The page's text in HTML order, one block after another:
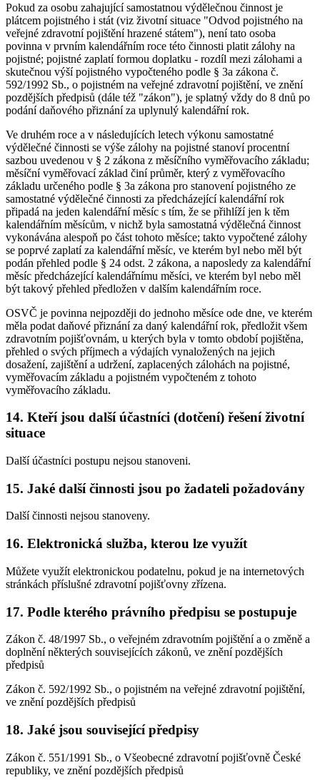
Pokud za osobu zahajující samostatnou výdělečnou činnost je
plátcem pojistného i stát (viz životní situace "Odvod pojistného na
veřejné zdravotní pojištění hrazené státem"), není tato osoba
povinna v prvním kalendářním roce této činnosti platit zálohy na
pojistné; pojistné zaplatí formou doplatku - rozdíl mezi zálohami a
skutečnou výší pojistného vypočteného podle § 3a zákona č.
592/1992 Sb., o pojistném na veřejné zdravotní pojištění, ve znění
pozdějších předpisů (dále též "zákon"), je splatný vždy do 8 dnů po
podání daňového přiznání za uplynulý kalendářní rok.
Ve druhém roce a v následujících letech výkonu samostatné
výdělečné činnosti se výše zálohy na pojistné stanoví procentní
sazbou uvedenou v § 2 zákona z měsíčního vyměřovacího základu;
měsíční vyměřovací základ činí průměr, který z vyměřovacího
základu určeného podle § 3a zákona pro stanovení pojistného ze
samostatné výdělečné činnosti za předcházející kalendářní rok
připadá na jeden kalendářní měsíc s tím, že se přihlíží jen k těm
kalendářním měsícům, v nichž byla samostatná výdělečná činnost
vykonávána alespoň po část tohoto měsíce; takto vypočtené zálohy
se poprvé zaplatí za kalendářní měsíc, ve kterém byl nebo měl být
podán přehled podle § 24 odst. 2 zákona, a naposledy za kalendářní
měsíc předcházející kalendářnímu měsíci, ve kterém byl nebo měl
být takový přehled předložen v dalším kalendářním roce.
OSVČ je povinna nejpozději do jednoho měsíce ode dne, ve kterém
měla podat daňové přiznání za daný kalendářní rok, předložit všem
zdravotním pojišťovnám, u kterých byla v tomto období pojištěna,
přehled o svých příjmech a výdajích vynaložených na jejich
dosažení, zajištění a udržení, zaplacených zálohách na pojistné,
vyměřovacím základu a pojistném vypočteném z tohoto
vyměřovacího základu.
14. Kteří jsou další účastníci (dotčení) řešení životní
situace
Další účastníci postupu nejsou stanoveni.
15. Jaké další činnosti jsou po žadateli požadovány
Další činnosti nejsou stanoveny.
16. Elektronická služba, kterou lze využít
Můžete využít elektronickou podatelnu, pokud je na internetových
stránkách příslušné zdravotní pojišťovny zřízena.
17. Podle kterého právního předpisu se postupuje
Zákon č. 48/1997 Sb., o veřejném zdravotním pojištění a o změně a
doplnění některých souvisejících zákonů, ve znění pozdějších
předpisů
Zákon č. 592/1992 Sb., o pojistném na veřejné zdravotní pojištění,
ve znění pozdějších předpisů
18. Jaké jsou související předpisy
Zákon č. 551/1991 Sb., o Všeobecné zdravotní pojišťovně České
republiky, ve znění pozdějších předpisů